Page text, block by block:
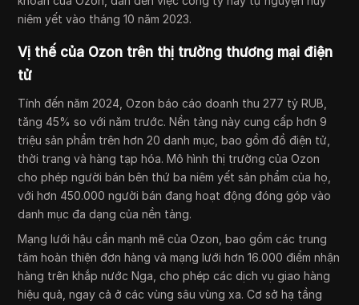
niêm yết vào tháng 10 năm 2023.
Vị thế của Ozon trên thị trường thương mại điện
tử
Tính đến năm 2024, Ozon báo cáo doanh thu 277 tỷ RUB,
tăng 45% so với năm trước. Nền tảng này cung cấp hơn 9
triệu sản phẩm trên hơn 20 danh mục, bao gồm đồ điện tử,
thời trang và hàng tạp hóa. Mô hình thị trường của Ozon
cho phép người bán bên thứ ba niêm yết sản phẩm của họ,
với hơn 450.000 người bán đang hoạt động đóng góp vào
danh mục đa dạng của nền tảng.
Mạng lưới hậu cần mạnh mẽ của Ozon, bao gồm các trung
tâm hoàn thiện đơn hàng và mạng lưới hơn 16.000 điểm nhận
hàng trên khắp nước Nga, cho phép các dịch vụ giao hàng
hiệu quả, ngay cả ở các vùng sâu vùng xa. Cơ sở hạ tầng